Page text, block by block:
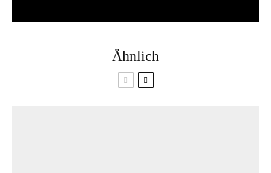
Ähnlich